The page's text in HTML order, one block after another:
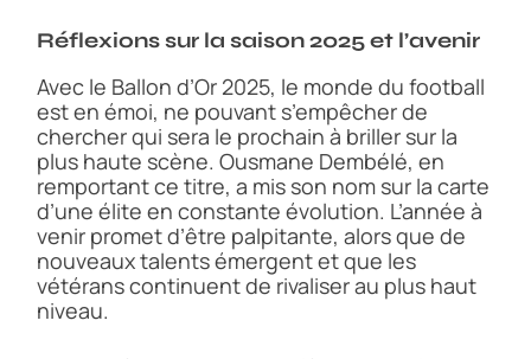
Réflexions sur la saison 2025 et l’avenir
Avec le Ballon d’Or 2025, le monde du football
est en émoi, ne pouvant s’empêcher de
chercher qui sera le prochain à briller sur la
plus haute scène. Ousmane Dembélé, en
remportant ce titre, a mis son nom sur la carte
d’une élite en constante évolution. L’année à
venir promet d’être palpitante, alors que de
nouveaux talents émergent et que les
vétérans continuent de rivaliser au plus haut
niveau.